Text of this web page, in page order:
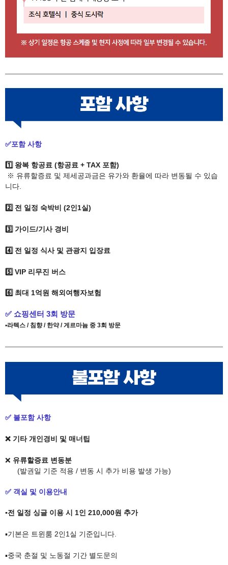
✅포함 사항
1️⃣ 왕복 항공료 (항공료 + TAX 포함​)
※ 유류할증료 및 제세공과금은 유가와 환율에 따라 변동될 수 있습
니다.
2️⃣ 전 일정 숙박비 (2인1실)
3️⃣ 가이드/기사 경비
4️⃣ 전 일정 식사 및 관광지 입장료
5️⃣ VIP 리무진 버스
6️⃣ 최대 1억원 해외여행자보험
✅ 쇼핑센터 3회 방문
▪️라텍스 / 침향 / 한약 / 게르마늄 중 3회 방문
✅ 불포함 사항
❌ ​ ​기타 개인경비 및 매너팁​
❌ 유류할증료 변동분
(발권일 기준 적용 / 변동 시 추가 비용 발생 가능)
✅ 객실 및 이용안내
▪️​전 일정 싱글 이용 시 1인 210,000원 추가
▪️기본은 트윈룸 2인1실 기준입니다.
▪️중국 춘절 및 노동절 기간 별도문의